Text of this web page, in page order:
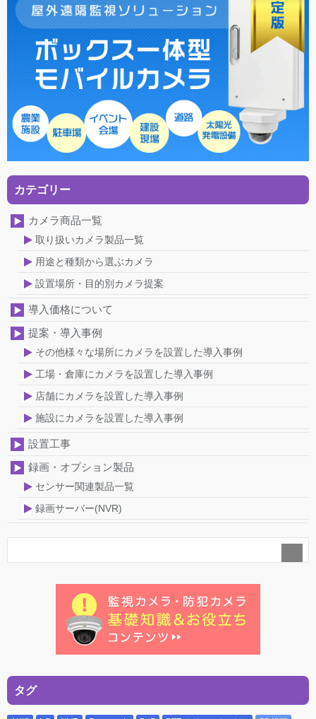
カテゴリー
カメラ商品一覧
取り扱いカメラ製品一覧
用途と種類から選ぶカメラ
設置場所・目的別カメラ提案
導入価格について
提案・導入事例
その他様々な場所にカメラを設置した導入事例
工場・倉庫にカメラを設置した導入事例
店舗にカメラを設置した導入事例
施設にカメラを設置した導入事例
設置工事
録画・オプション製品
センサー関連製品一覧
録画サーバー(NVR)
タグ